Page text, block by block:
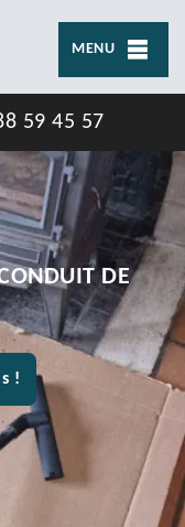
MENU
59 45 57
DE
!